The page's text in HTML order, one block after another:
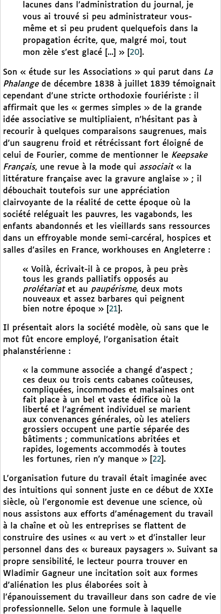
lacunes dans l’administration du journal, je
vous ai trouvé si peu administrateur vous-
même et si peu prudent quelquefois dans la
propagation écrite, que, malgré moi, tout
mon zèle s’est glacé [...] »
20 .
Son « étude sur les Associations » qui parut dans La
Phalangede décembre 1838 à juillet 1839 témoignait
cependant d’une stricte orthodoxie fouriériste : il
affirmait que les « germes simples » de la grande
idée associative se multipliaient, n’hésitant pas à
recourir à quelques comparaisons saugrenues, mais
d’un saugrenu froid et rétrécissant fort éloigné de
celui de Fourier, comme de mentionner le Keepsake
Français, une revue à la mode qui associait« la
littérature française avec la gravure anglaise » ; il
débouchait toutefois sur une appréciation
clairvoyante de la réalité de cette époque où la
société reléguait les pauvres, les vagabonds, les
enfants abandonnés et les vieillards sans ressources
dans un effroyable monde semi-carcéral, hospices et
salles d’asiles en France, workhouses en Angleterre :
« Voilà, écrivait-il à ce propos, à peu près
tous les grands palliatifs opposés au
prolétariatet au paupérisme, deux mots
nouveaux et assez barbares qui peignent
bien notre époque »
21 .
Il présentait alors la société modèle, où sans que le
mot fût encore employé, l’organisation était
phalanstérienne :
« la commune associée a changé d’aspect ;
ces deux ou trois cents cabanes coûteuses,
compliquées, incommodes et malsaines ont
fait place à un bel et vaste édifice où la
liberté et l’agrément individuel se marient
aux convenances générales, où les ateliers
grossiers occupent une partie séparée des
bâtiments ; communications abritées et
rapides, logements accommodés à toutes
les fortunes, rien n’y manque »
22 .
L’organisation future du travail était imaginée avec
des intuitions qui sonnent juste en ce début de XXIe
siècle, où l’ergonomie est devenue une science, où
nous assistons aux efforts d’aménagement du travail
à la chaîne et où les entreprises se flattent de
construire des usines « au vert » et d’installer leur
personnel dans des « bureaux paysagers ». Suivant sa
propre sensibilité, le lecteur pourra trouver en
Wladimir Gagneur une incitation soit aux formes
d’aliénation les plus élaborées soit à
l’épanouissement du travailleur dans son cadre de vie
professionnelle. Selon une formule à laquelle